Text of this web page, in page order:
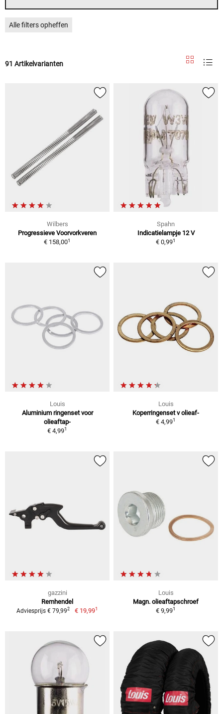
Alle filters opheffen
91 Artikelvarianten
Wilbers
Progressieve Voorvorkveren
€ 158,001
Spahn
Indicatielampje 12 V
€ 0,991
Louis
Aluminium ringenset voor
olieaftap-
€ 4,991
Louis
Koperringenset v olieaf-
€ 4,991
gazzini
Remhendel
Adviesprijs € 79,992 € 19,991
Louis
Magn. olieaftapschroef
€ 9,991